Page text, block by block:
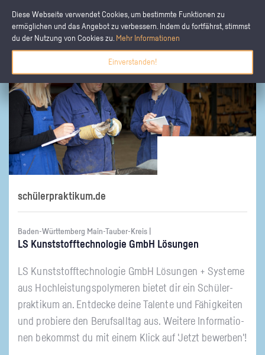
Diese Webseite verwendet Cookies, um bestimmte Funktionen zu
ermöglichen und das Angebot zu verbessern. Indem du fortfährst, stimmst
du der Nutzung von Cookies zu. Mehr Informationen
Einverstanden!
schülerpraktikum.de
Baden-Württemberg Main-Tauber-Kreis |
LS Kunst­stoff­tech­no­lo­gie GmbH Lö­sun­gen
LS Kunst­stoff­tech­no­lo­gie GmbH Lö­sun­gen + Sys­te­me
aus Hoch­leis­tungs­po­ly­me­ren bie­tet dir ein Schü­ler­
prak­ti­kum an. Ent­de­cke deine Ta­len­te und Fä­hig­kei­ten
und pro­bie­re den Be­rufs­all­tag aus. Wei­te­re In­for­ma­tio­
nen be­kommst du mit einem Klick auf 'Jetzt be­wer­ben'!